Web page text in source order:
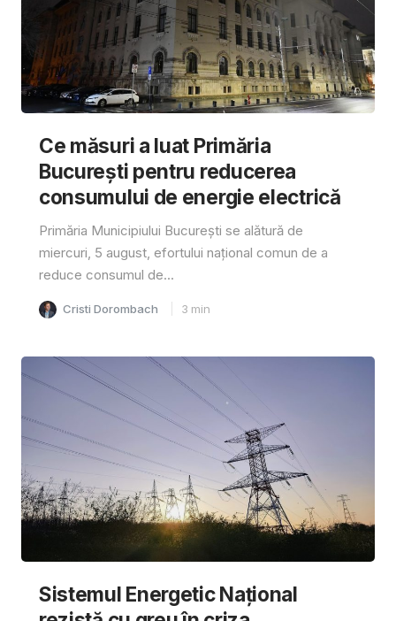
Ce măsuri a luat Primăria
București pentru reducerea
consumului de energie electrică
Primăria Municipiului București se alătură de
miercuri, 5 august, efortului național comun de a
reduce consumul de...
Cristi Dorombach 3 min
Sistemul Energetic Național